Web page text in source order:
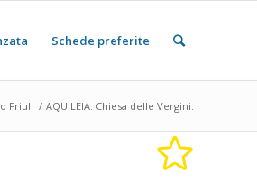
Schede preferite
Friuli / AQUILEIA. Chiesa delle Vergini.